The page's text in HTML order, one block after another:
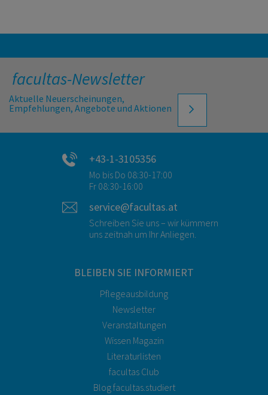
facultas-Newsletter
Aktuelle Neuerscheinungen,
Empfehlungen, Angebote und Aktionen
+43-1-3105356
Mo bis Do 08:30-17:00
Fr 08:30-16:00
service@facultas.at
Schreiben Sie uns – wir kümmern
uns zeitnah um Ihr Anliegen.
BLEIBEN SIE INFORMIERT
Pflegeausbildung
Newsletter
Veranstaltungen
Wissen Magazin
Literaturlisten
facultas Club
Blog facultas.studiert